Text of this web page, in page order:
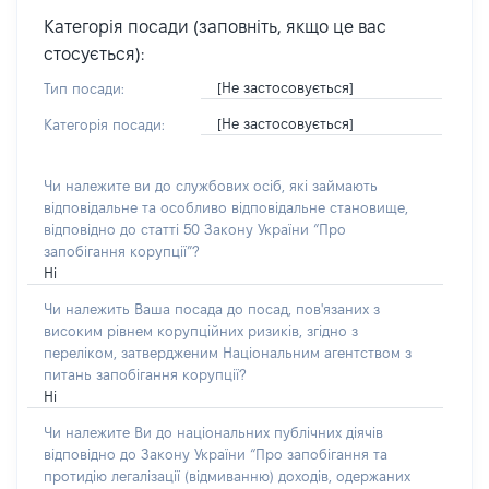
Категорія посади (заповніть, якщо це вас
стосується):
Тип посади: [Не застосовується]
Категорія посади: [Не застосовується]
Чи належите ви до службових осіб, які займають
відповідальне та особливо відповідальне становище,
відповідно до статті 50 Закону України “Про
запобігання корупції”?
Ні
Чи належить Ваша посада до посад, пов'язаних з
високим рівнем корупційних ризиків, згідно з
переліком, затвердженим Національним агентством з
питань запобігання корупції?
Ні
Чи належите Ви до національних публічних діячів
відповідно до Закону України “Про запобігання та
протидію легалізації (відмиванню) доходів, одержаних